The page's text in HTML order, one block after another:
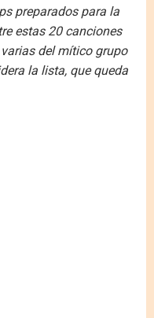
preparados para la
estas 20 canciones
del mítico grupo
la lista, que queda